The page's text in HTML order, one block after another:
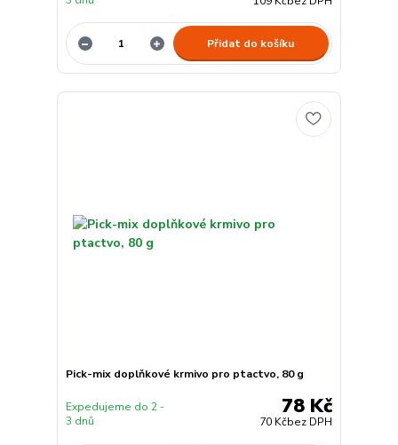
Přidat do košíku
Pick-mix doplňkové krmivo pro ptactvo, 80 g
78 Kč
70 Kčbez DPH
Expedujeme do 2 -
3 dnů